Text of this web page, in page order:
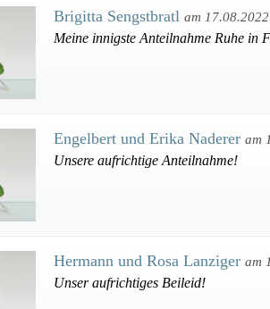
Brigitta Sengstbratl am 17.08.2022
Meine innigste Anteilnahme Ruhe in
Engelbert und Erika Naderer am
Unsere aufrichtige Anteilnahme!
Hermann und Rosa Lanziger am
Unser aufrichtiges Beileid!